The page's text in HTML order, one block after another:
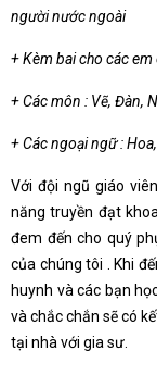
người nước ngoài
+ Kèm bai cho các
+ Các môn : Vẽ, Đàn,
+ Các ngoại ngữ :
Với đội ngũ giáo
năng truyền đạt
đem đến cho quý
của chúng tôi . Khi
huynh và các bạn
và chắc chắn sẽ có
tại nhà với gia sư.